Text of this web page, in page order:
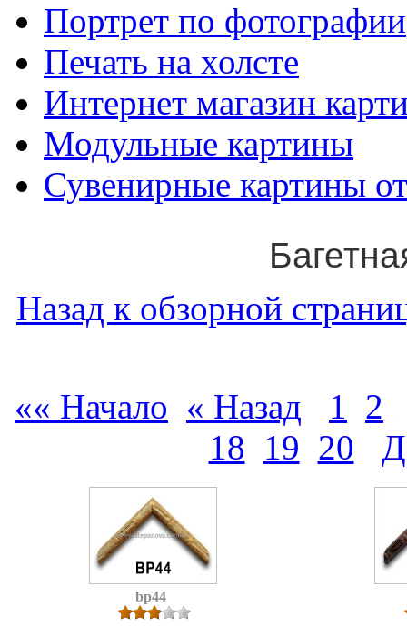
Портрет по фотографии
Печать на холсте
Интернет магазин
Модульные картины
Сувенирные картины
Назад к обзорной
«« Начало « Назад 1 2
18 19 20
bp44